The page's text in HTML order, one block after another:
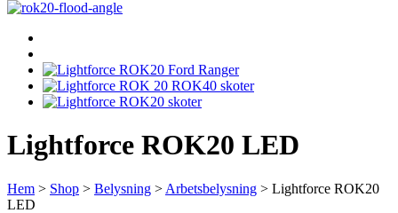
Lightforce ROK20 LED
Hem > Shop > Belysning > Arbetsbelysning > Lightforce ROK20
LED